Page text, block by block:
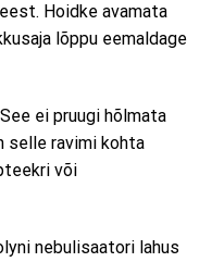
Hoidke avamata
lõppu eemaldage
ei pruugi hõlmata
selle ravimi kohta
või
nebulisaatori lahus